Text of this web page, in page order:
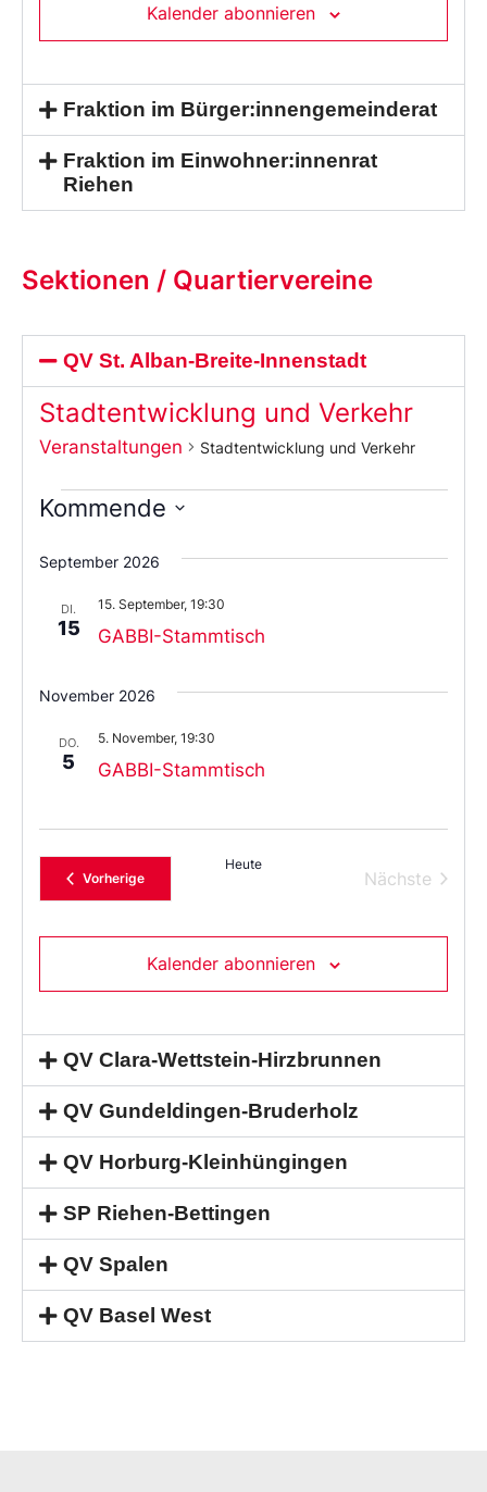
Kalender abonnieren
Fraktion im Bürger:innengemeinderat
Fraktion im Einwohner:innenrat
Riehen
Sektionen / Quartiervereine
QV St. Alban-Breite-Innenstadt
Stadtentwicklung und Verkehr
Veranstaltungen Stadtentwicklung und Verkehr
Kommende
Sie
das
aus.
September 2026
DI.
15 GABBI-Stammtisch
15. September, 19:30
November 2026
DO.
5 GABBI-Stammtisch
5. November, 19:30
VorherigeVeranstaltungen
Heute
Nächste
Kalender abonnieren
QV Clara-Wettstein-Hirzbrunnen
QV Gundeldingen-Bruderholz
QV Horburg-Kleinhüngingen
SP Riehen-Bettingen
QV Spalen
QV Basel West